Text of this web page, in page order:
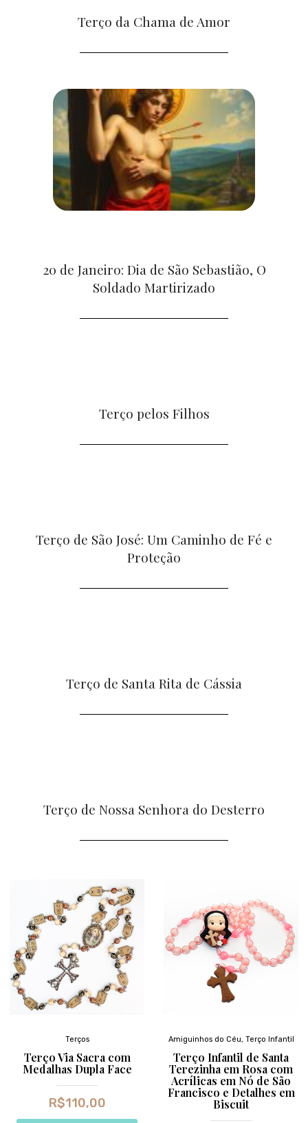
Terço da Chama de Amor
20 de Janeiro: Dia de São Sebastião, O
Soldado Martirizado
Terço pelos Filhos
Terço de São José: Um Caminho de Fé e
Proteção
Terço de Santa Rita de Cássia
Terço de Nossa Senhora do Desterro
Terços
Terço Via Sacra com
Medalhas Dupla Face
R$110,00
Amiguinhos do Céu, Terço Infantil
Terço Infantil de Santa
Terezinha em Rosa com
Acrílicas em Nó de São
Francisco e Detalhes em
Biscuit